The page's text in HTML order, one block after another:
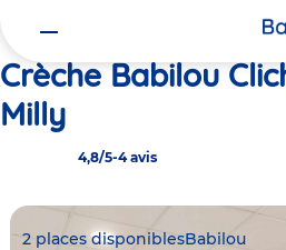
Crèche Babilou
Milly
4,8/5-4 avis
2 places disponiblesBabilou